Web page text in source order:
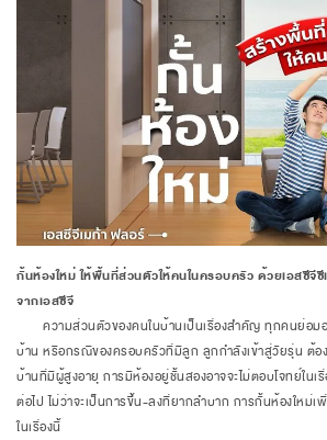
กั้นห้องใหม่ ให้พื้นที่ส่วนตัวให้คนในครอบครัว ด้วยเอสซี
จากเอสซีจี
ความส่วนตัวของคนในบ้านเป็นเรื่องสำคัญ ทุกคนย่อม
บ้าน หรือกรณีของครอบครัวที่มีลูก ลูกกำลังเข้าสู่วัยรุ่น ต้อ
บ้านที่มีผู้สูงอายุ การมีห้องอยู่ชั้นสองอาจจะไม่ตอบโจทย์ในเ
ต่อไป ไม่ว่าจะเป็นการขึ้น-ลงที่ยากลำบาก การกั้นห้องใหม่เ
ในเรื่องนี้